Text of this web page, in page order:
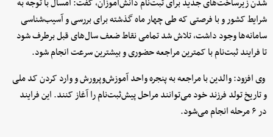
شدن زیرساخت‌های جدید برای ثبت‌نام دانش‌آموزان، گفت: امسال با توجه به
شرایط کشور و با فرصتی که طی چهار ماه گذشته برای بررسی و آسیب‌شناسی
سامانه‌ها وجود داشت، تلاش شد تمامی نقاط ضعف سال‌های قبل برطرف شود
تا فرایند ثبت‌نام با کمترین مراجعه حضوری و بیشترین سرعت انجام شود.
وی افزود: والدین با مراجعه به پنجره واحد آموزش‌وپرورش و وارد کردن کد ملی
و تاریخ تولد فرزند خود می‌توانند مراحل پیش‌ثبت‌نام را آغاز کنند. این فرایند
در ۶ مرحله انجام می‌شود.